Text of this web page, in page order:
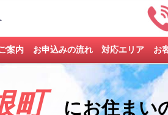
案内 お申込みの流れ 対応エリア お
町 にお住まい